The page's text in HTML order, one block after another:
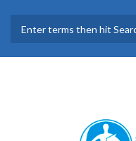
FORMULARIO
BÚSQUEDA